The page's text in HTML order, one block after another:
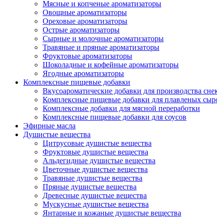
Мясные и копченые ароматизаторы
Овощные ароматизаторы
Ореховые ароматизаторы
Острые ароматизаторы
Сырные и молочные ароматизаторы
Травяные и пряные ароматизаторы
Фруктовые ароматизаторы
Шоколадные и кофейные ароматизаторы
Ягодные ароматизаторы
Комплексные пищевые добавки
Вкусоароматические добавки для производства
Комплексные пищевые добавки для плавленых
Комплексные добавки для мясной переработки
Комплексные пищевые добавки для соусов
Эфирные масла
Душистые вещества
Цитрусовые душистые вещества
Фруктовые душистые вещества
Альдегидные душистые вещества
Цветочные душистые вещества
Травяные душистые вещества
Пряные душистые вещества
Древесные душистые вещества
Мускусные душистые вещества
Янтарные и кожаные душистые вещества